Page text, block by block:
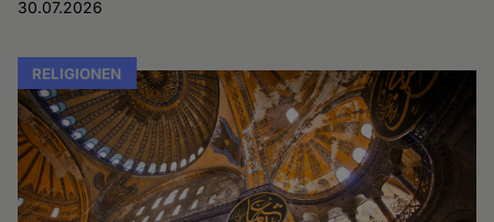
30.07.2026
RELIGIONEN